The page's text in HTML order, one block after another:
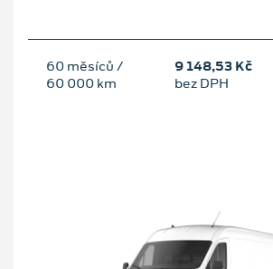
60 měsíců /
60 000 km
9 148,53 Kč
bez DPH